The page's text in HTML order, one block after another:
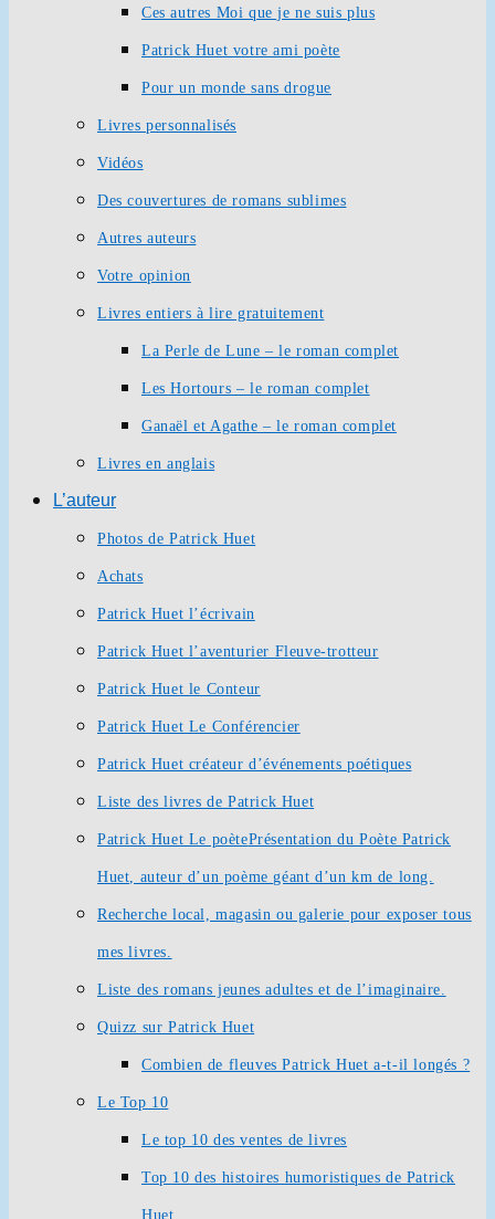
Ces autres Moi que je ne suis plus
Patrick Huet votre ami poète
Pour un monde sans drogue
Livres personnalisés
Vidéos
Des couvertures de romans sublimes
Autres auteurs
Votre opinion
Livres entiers à lire gratuitement
La Perle de Lune – le roman complet
Les Hortours – le roman complet
Ganaël et Agathe – le roman complet
Livres en anglais
L’auteur
Photos de Patrick Huet
Achats
Patrick Huet l’écrivain
Patrick Huet l’aventurier Fleuve-trotteur
Patrick Huet le Conteur
Patrick Huet Le Conférencier
Patrick Huet créateur d’événements poétiques
Liste des livres de Patrick Huet
Patrick Huet Le poètePrésentation du Poète Patrick
Huet, auteur d’un poème géant d’un km de long.
Recherche local, magasin ou galerie pour exposer tous
mes livres.
Liste des romans jeunes adultes et de l’imaginaire.
Quizz sur Patrick Huet
Combien de fleuves Patrick Huet a-t-il longés ?
Le Top 10
Le top 10 des ventes de livres
Top 10 des histoires humoristiques de Patrick
Huet